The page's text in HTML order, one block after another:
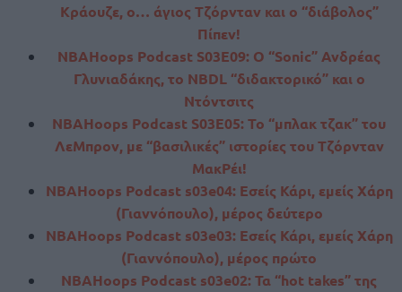
Κράουζε, ο… άγιος Τζόρνταν και ο “διάβολος”
Πίπεν!
NBAHoops Podcast S03E09: Ο “Sonic” Ανδρέας
Γλυνιαδάκης, το NBDL “διδακτορικό” και ο
Ντόντσιτς
NBAHoops Podcast S03E05: Το “μπλακ τζακ” του
ΛεΜπρον, με “βασιλικές” ιστορίες του Τζόρνταν
ΜακΡέι!
NBAHoops Podcast s03e04: Εσείς Κάρι, εμείς Χάρη
(Γιαννόπουλο), μέρος δεύτερο
NBAHoops Podcast s03e03: Εσείς Κάρι, εμείς Χάρη
(Γιαννόπουλο), μέρος πρώτο
NBAHoops Podcast s03e02: Τα “hot takes” της